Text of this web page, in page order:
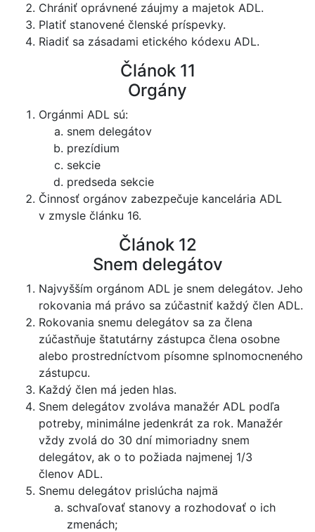
Chrániť oprávnené záujmy a majetok ADL.
Platiť stanovené členské príspevky.
Riadiť sa zásadami etického kódexu ADL.
Článok 11
Orgány
Orgánmi ADL sú:
snem delegátov
prezídium
sekcie
predseda sekcie
Činnosť orgánov zabezpečuje kancelária ADL
v zmysle článku 16.
Článok 12
Snem delegátov
Najvyšším orgánom ADL je snem delegátov. Jeho
rokovania má právo sa zúčastniť každý člen ADL.
Rokovania snemu delegátov sa za člena
zúčastňuje štatutárny zástupca člena osobne
alebo prostredníctvom písomne splnomocneného
zástupcu.
Každý člen má jeden hlas.
Snem delegátov zvoláva manažér ADL podľa
potreby, minimálne jedenkrát za rok. Manažér
vždy zvolá do 30 dní mimoriadny snem
delegátov, ak o to požiada najmenej 1/3
členov ADL.
Snemu delegátov prislúcha najmä
schvaľovať stanovy a rozhodovať o ich
zmenách;